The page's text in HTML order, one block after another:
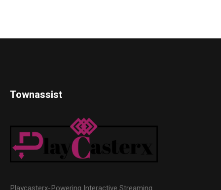
Townassist